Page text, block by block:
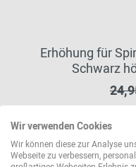
Erhöhung für
Schwarz
Wir verwenden Cookies
Wir können diese zur Analyse
Webseite zu verbessern,